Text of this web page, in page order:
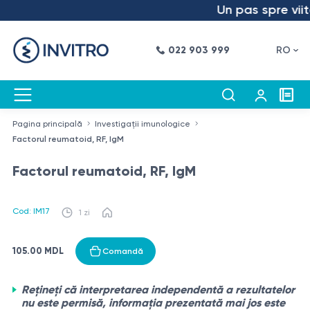
Un pas spre
022 903 999 RO
Pagina principală
Investigații imunologice
Factorul reumatoid, RF, IgM
Factorul reumatoid, RF, IgM
Cod: IM17 1 zi
105.00 MDL Comandă
Rețineți că interpretarea independentă a rezultatelor
nu este permisă, informația prezentată mai jos este